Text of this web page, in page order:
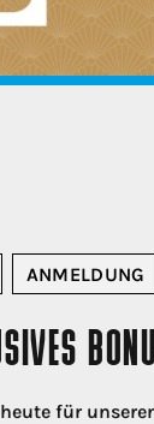
ANMELDUNG
für